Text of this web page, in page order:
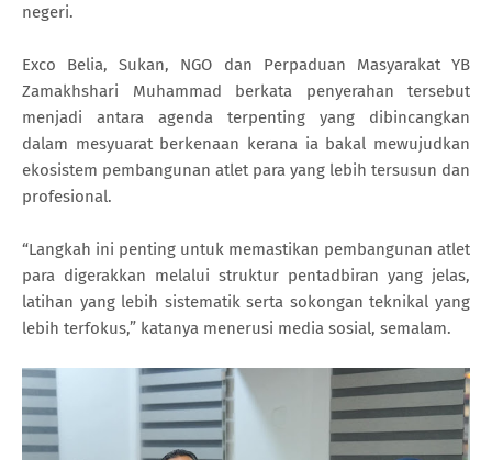
negeri.
Exco Belia, Sukan, NGO dan Perpaduan Masyarakat YB
Zamakhshari Muhammad berkata penyerahan tersebut
menjadi antara agenda terpenting yang dibincangkan
dalam mesyuarat berkenaan kerana ia bakal mewujudkan
ekosistem pembangunan atlet para yang lebih tersusun dan
profesional.
“Langkah ini penting untuk memastikan pembangunan atlet
para digerakkan melalui struktur pentadbiran yang jelas,
latihan yang lebih sistematik serta sokongan teknikal yang
lebih terfokus,” katanya menerusi media sosial, semalam.